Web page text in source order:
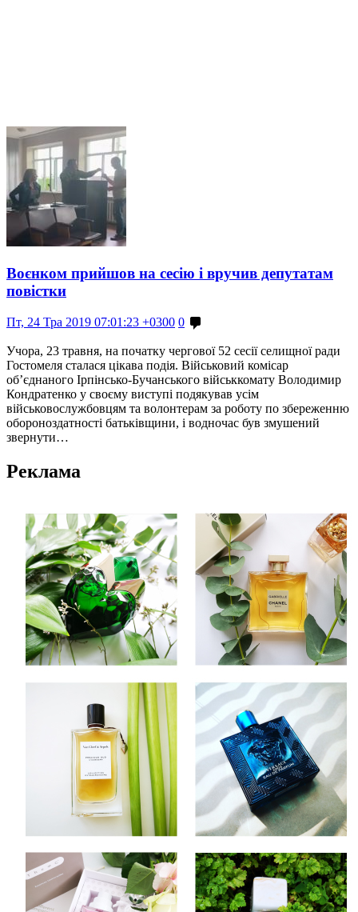
Воєнком прийшов на сесію і вручив депутатам
повістки
Пт, 24 Тра 2019 07:01:23 +0300 0
Учора, 23 травня, на початку чергової 52 сесії селищної ради
Гостомеля сталася цікава подія. Військовий комісар
об’єднаного Ірпінсько-Бучанського військкомату Володимир
Кондратенко у своєму виступі подякував усім
військовослужбовцям та волонтерам за роботу по збереженню
обороноздатності батьківщини, і водночас був змушений
звернути…
Реклама